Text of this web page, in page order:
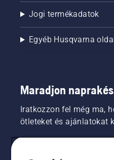
Jogi termékadatok
Egyéb Husqvarna
Maradjon
Iratkozzon fel még ma,
ötleteket és ajánlatokat